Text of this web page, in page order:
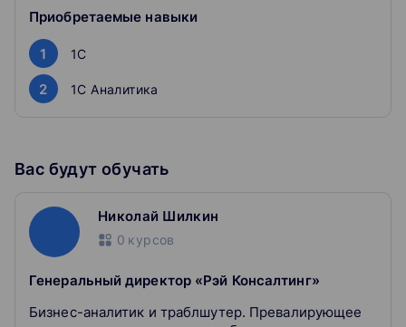
ВЦ Раздолье, Первый Бит, Prime Finance, ABPMP
Плюсы обучения в CORS Academy:
Поддержка преподавателя на всех этапах
Возможность оплаты частями
Гибкий график
Приобретаемые навыки
1 1C
2 1С Аналитика
Вас будут обучать
Николай Шилкин
0 курсов
Генеральный директор «Рэй Консалтинг»
Бизнес-аналитик и траблшутер. Превалирующее